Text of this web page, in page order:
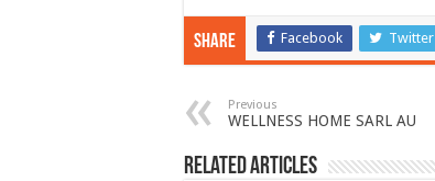
Share Facebook Twitter
Previous
WELLNESS HOME SARL AU
Related Articles